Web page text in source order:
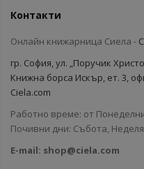
Контакти
Онлайн книжарница Сиела -
гр. София, ул. „Поручик
Книжна борса Искър, ет. 3,
Ciela.com
Работно време: от
Почивни дни: Събота,
E-mail: shop@ciela.com